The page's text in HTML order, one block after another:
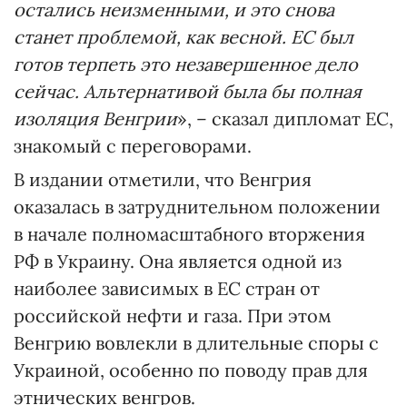
остались неизменными, и это снова
станет проблемой, как весной. ЕС был
готов терпеть это незавершенное дело
сейчас. Альтернативой была бы полная
изоляция Венгрии», – сказал дипломат ЕС,
знакомый с переговорами.
В издании отметили, что Венгрия
оказалась в затруднительном положении
в начале полномасштабного вторжения
РФ в Украину. Она является одной из
наиболее зависимых в ЕС стран от
российской нефти и газа. При этом
Венгрию вовлекли в длительные споры с
Украиной, особенно по поводу прав для
этнических венгров.